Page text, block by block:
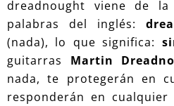
dreadnought viene de
palabras del inglés:
(nada), lo que significa:
guitarras Martin
nada, te protegerán en
responderán en